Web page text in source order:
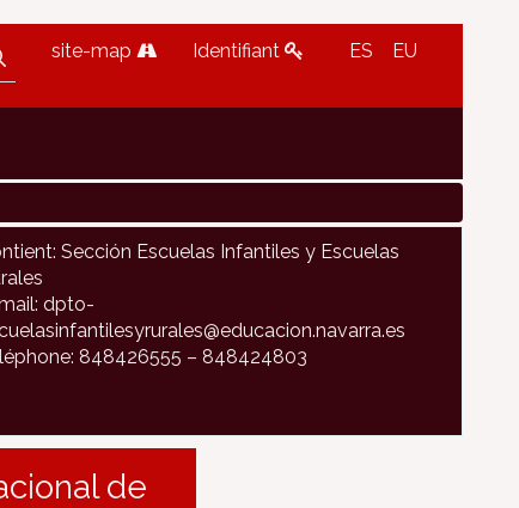
site-map Identifiant ES EU
Sección Escuelas Infantiles y Escuelas
dpto-
848426555 – 848424803
de